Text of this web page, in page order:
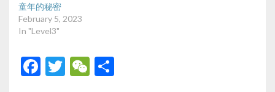
童年的秘密
February 5, 2023
In "Level3"
F
T
W